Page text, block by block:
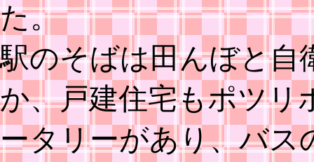
た。
駅のそばは田んぼと自
か、戸建住宅もポツリ
ータリーがあり、バス